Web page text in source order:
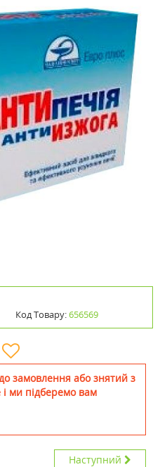
Код Товару:656569
замовлення або знятий з
ми підберемо вам
Наступний